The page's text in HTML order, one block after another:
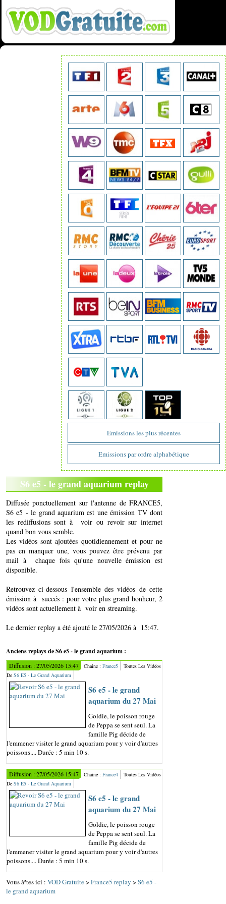
Emissions les plus récentes
Emissions par ordre alphabétique
S6 e5 - le grand aquarium replay
Diffusée ponctuellement sur l'antenne de FRANCE5,
S6 e5 - le grand aquarium est une émission TV dont
les rediffusions sont à voir ou revoir sur internet
quand bon vous semble.
Les vidéos sont ajoutées quotidiennement et pour ne
pas en manquer une, vous pouvez être prévenu par
mail à chaque fois qu'une nouvelle émission est
disponible.
Retrouvez ci-dessous l'ensemble des vidéos de cette
émission à succés : pour votre plus grand bonheur, 2
vidéos sont actuellement à voir en streaming.
Le dernier replay a été ajouté le 27/05/2026 à 15:47.
Anciens replays de S6 e5 - le grand aquarium :
Diffusion : 27/05/2026 15:47 Chaine : France5
Toutes Les Vidéos
De S6 E5 - Le Grand Aquarium
S6 e5 - le grand
aquarium du 27 Mai
Goldie, le poisson rouge
de Peppa se sent seul. La
famille Pig décide de
l'emmener visiter le grand aquarium pour y voir d'autres
poissons.... Durée : 5 min 10 s.
Diffusion : 27/05/2026 15:47 Chaine : France4
Toutes Les Vidéos
De S6 E5 - Le Grand Aquarium
S6 e5 - le grand
aquarium du 27 Mai
Goldie, le poisson rouge
de Peppa se sent seul. La
famille Pig décide de
l'emmener visiter le grand aquarium pour y voir d'autres
poissons.... Durée : 5 min 10 s.
Vous àªtes ici : VOD Gratuite>France5 replay >S6 e5 -
le grand aquarium